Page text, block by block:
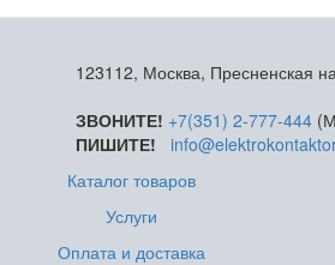
123112, Москва, Пресненская
ЗВОНИТЕ! +7(351) 2-777-444
ПИШИТЕ!
Каталог товаров
Услуги
Оплата и доставка